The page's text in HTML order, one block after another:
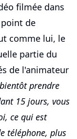
filmée dans
de
comme lui, le
partie du
de l'animateur
prendre
15 jours, vous
ce qui est
téléphone, plus